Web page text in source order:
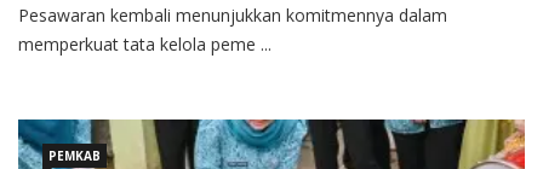
Pesawaran kembali menunjukkan komitmennya dalam
memperkuat tata kelola peme ...
PEMKAB